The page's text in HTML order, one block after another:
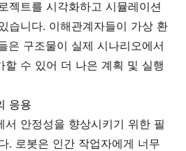
젝트를 시각화하고 시뮬레이션
습니다. 이해관계자들이 가상 환
은 구조물이 실제 시나리오에서
할 수 있어 더 나은 계획 및 실행
응용
서 안정성을 향상시키기 위한 필
. 로봇은 인간 작업자에게 너무